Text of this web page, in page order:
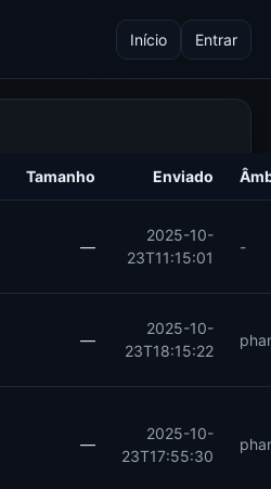
Início Entrar
Tamanho Enviado
—
2025-10-
23T11:15:01
-
—
2025-10-
23T18:15:22
—
2025-10-
23T17:55:30